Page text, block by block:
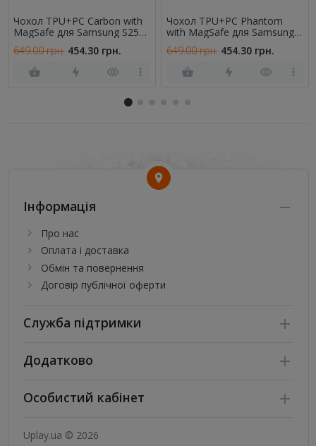
Чохол TPU+PC Carbon with
MagSafe для Samsung S25
649.00 грн. 454.30 грн.
Чохол TPU+PC Phantom
with MagSafe для Samsung
649.00 грн. 454.30 грн.
Інформація
Про нас
Оплата і доставка
Обмін та повернення
Договір публічної оферти
Служба підтримки
Додатково
Особистий кабінет
Uplay.ua © 2026